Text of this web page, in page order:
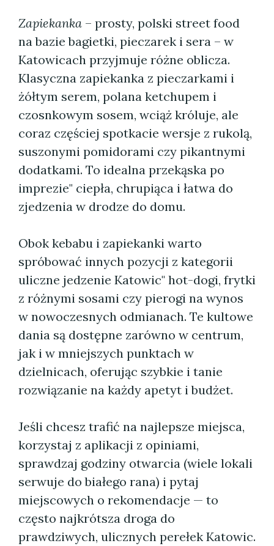
Zapiekanka – prosty, polski street food
na bazie bagietki, pieczarek i sera – w
Katowicach przyjmuje różne oblicza.
Klasyczna zapiekanka z pieczarkami i
żółtym serem, polana ketchupem i
czosnkowym sosem, wciąż króluje, ale
coraz częściej spotkacie wersje z rukolą,
suszonymi pomidorami czy pikantnymi
dodatkami. To idealna przekąska po
imprezie" ciepła, chrupiąca i łatwa do
zjedzenia w drodze do domu.
Obok kebabu i zapiekanki warto
spróbować innych pozycji z kategorii
uliczne jedzenie Katowic" hot-dogi, frytki
z różnymi sosami czy pierogi na wynos
w nowoczesnych odmianach. Te kultowe
dania są dostępne zarówno w centrum,
jak i w mniejszych punktach w
dzielnicach, oferując szybkie i tanie
rozwiązanie na każdy apetyt i budżet.
Jeśli chcesz trafić na najlepsze miejsca,
korzystaj z aplikacji z opiniami,
sprawdzaj godziny otwarcia (wiele lokali
serwuje do białego rana) i pytaj
miejscowych o rekomendacje — to
często najkrótsza droga do
prawdziwych, ulicznych perełek Katowic.